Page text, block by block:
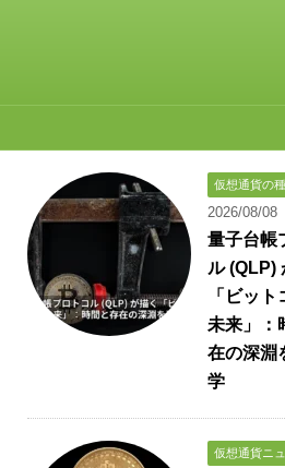
仮想通貨の
2026/08/08
量子台帳
ル (QLP)
「ビッ
未来」：
在の深淵
学
仮想通貨ニ